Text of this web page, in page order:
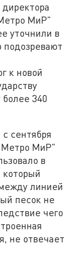
МиР"
уточнили в
к новой
340
сентября
"Метро МиР"
в
который
линией
песок не
чего
не отвечает